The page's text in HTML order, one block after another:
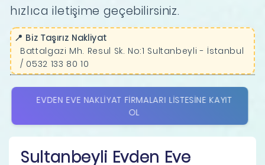
hızlıca iletişime geçebilirsiniz.
📍 Biz Taşırız Nakliyat
Battalgazi Mh. Resul Sk. No:1 Sultanbeyli - İstanbul
/ 0532 133 80 10
EVDEN EVE NAKLIYAT FIRMALARI LISTESINE KAYIT
OL
Sultanbeyli Evden Eve